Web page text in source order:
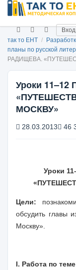
Вход
так то ЕНТ /
планы по русской
РАДИЩЕВА.
Уроки
МОСКВУ»
28.03.2013 46
Уроки
Цели:
обсудить главы
Москву».
I. Работа по